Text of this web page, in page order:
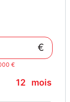
€
€
12 mois